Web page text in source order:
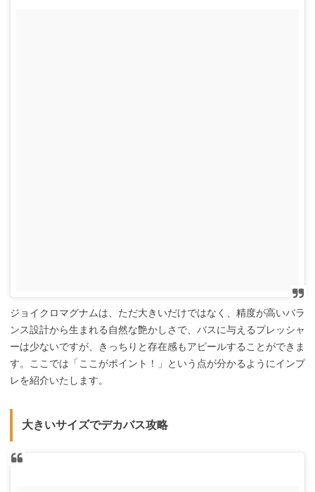
ジョイクロマグナムは、ただ大きいだけではなく、精度が高いバラ
ンス設計から生まれる自然な艶かしさで、バスに与えるプレッシャ
ーは少ないですが、きっちりと存在感もアピールすることができま
す。ここでは「ここがポイント！」という点が分かるようにインプ
レを紹介いたします。
大きいサイズでデカバス攻略